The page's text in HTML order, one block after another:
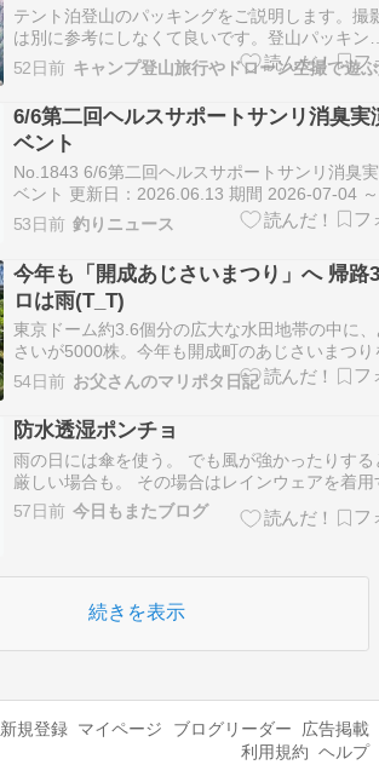
テント泊登山のパッキングをご説明します。撮
は別に参考にしなくて良いです。登山パッキン
グ････････････････････････････････テント泊
装レイヤーテント泊登山服装 季節にあったもの
ぶ・帽子類 忘れた場合タオルで代用。・サン
インナー …
52日前
6/6第二回ヘルスサポートサンリ消臭実
ベント
No.1843 6/6第二回ヘルスサポートサンリ消臭
ベント 更新日：2026.06.13 期間 2026-07-04 ～
2026-07-04 場所 フィッシングエイト2 釣種 消
メーカー名 ヘルスサポートサンリ、服部製紙
店舗 フィッシングエイト2 記事…
53日前 釣りニュース
今年も「開成あじさいまつり」へ 帰路
ロは雨(T_T)
東京ドーム約3.6個分の広大な水田地帯の中に
さいが5000株。今年も開成町のあじさいまつり
た。亡くなった妻との思い出の場所で、通い始
年以上になるかな。 あいにくの天気予報で、
雨となる可能性が高いらしいのだが、おまつり
中はこの日（12日金曜日）し…
54日前 お父さんのマリポタ日記
防水透湿ポンチョ
雨の日には傘を使う。 でも風が強かったりする
厳しい場合も。 その場合はレインウェアを着用
だけど 自転車ならともかく歩きだとズボンまで
履くのは大変。 だからこそポンチョが理想。
57日前 今日もまたブログ
続きを表示
新規登録 マイページ ブログリーダー
広告掲載
利用規約 ヘルプ